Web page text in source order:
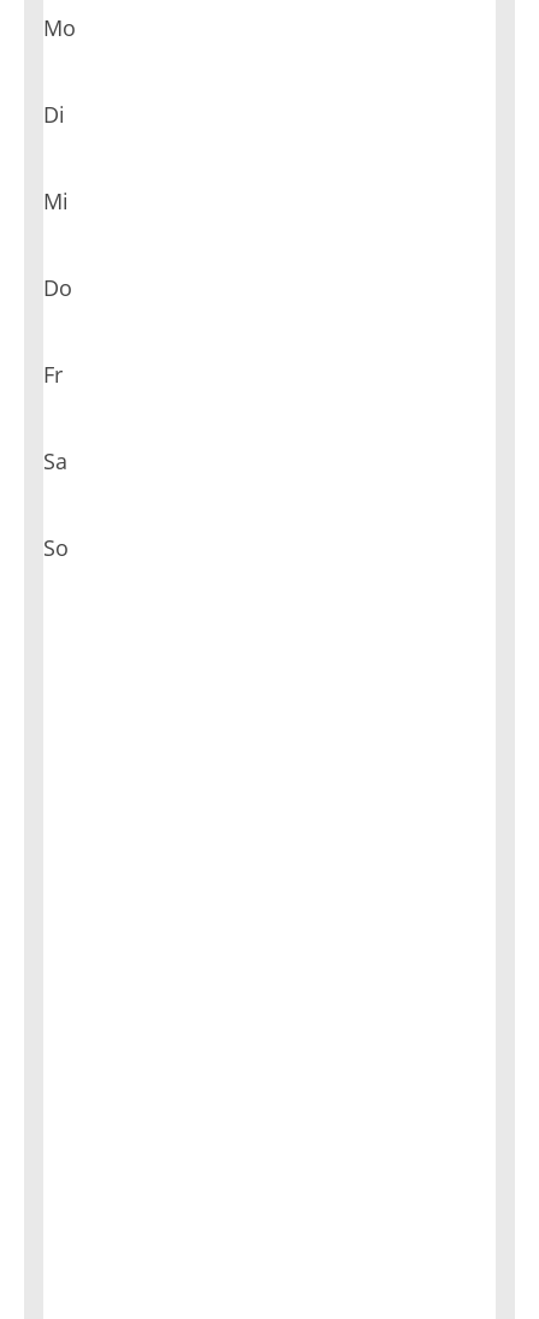
Mo
Di
Mi
Do
Fr
Sa
So